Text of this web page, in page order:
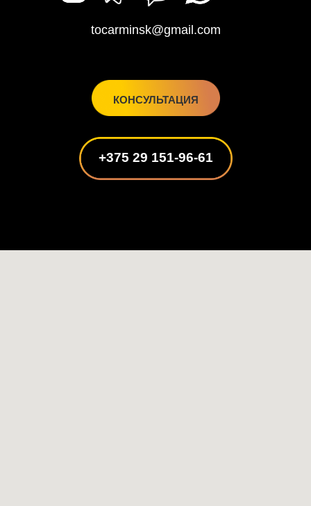
tocarminsk@gmail.com
КОНСУЛЬТАЦИЯ
+375 29 151-96-61